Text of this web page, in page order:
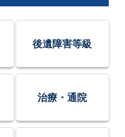
後遺障害等級
治療・通院